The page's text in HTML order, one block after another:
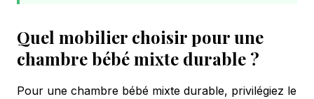
Quel mobilier choisir pour une
chambre bébé mixte durable ?
Pour une chambre bébé mixte durable, privilégiez le